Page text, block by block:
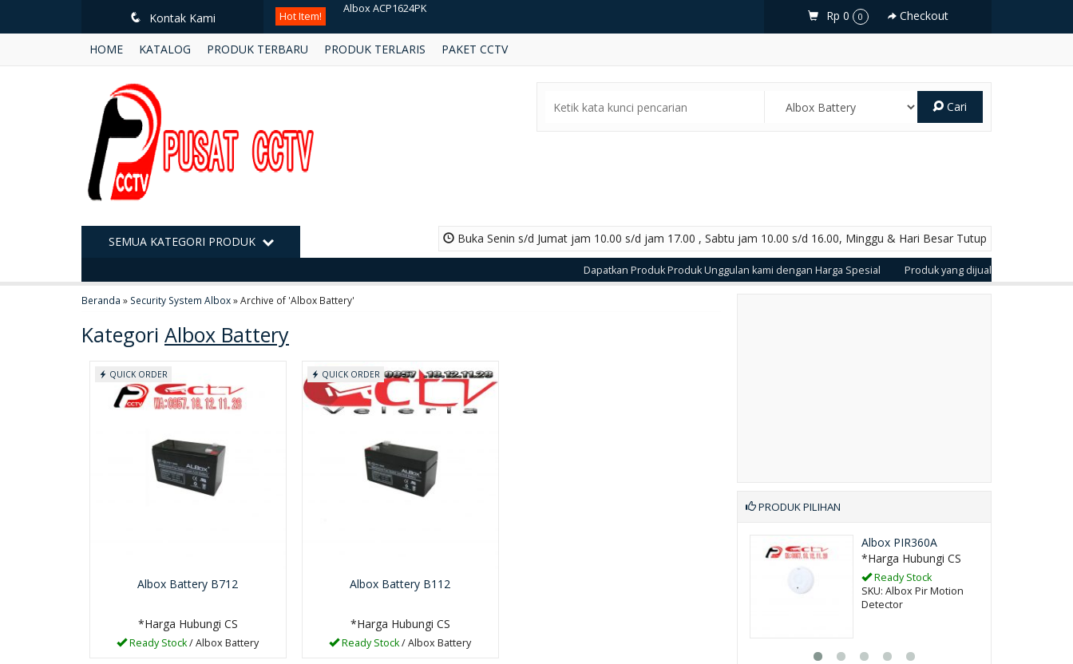
q Kontak Kami Hot Item!
UNV IPC3232LR3-VSPZ28-D
Rp 0 0 Checkout
HOME KATALOG PRODUK TERBARU PRODUK TERLARIS PAKET CCTV
Cari
Buka Senin s/d Jumat jam 10.00 s/d jam 17.00 , Sabtu jam 10.00 s/d 16.00, Minggu & Hari Besar Tutup
SEMUA KATEGORI PRODUK
Dapatkan Produk Produk Unggulan kami dengan Harga Spesial Produk yang dijual dengan Kualitas dan
Beranda » Security System Albox»Archive of 'Albox Battery'
Kategori Albox Battery
QUICK ORDER
Albox Battery B712
*Harga Hubungi CS
Ready Stock/ Albox Battery
QUICK ORDER
Albox Battery B112
*Harga Hubungi CS
Ready Stock/ Albox Battery
PRODUK PILIHAN
Albox PIR360A
*Harga Hubungi CS
Ready Stock
SKU: Albox Pir Motion
Detector